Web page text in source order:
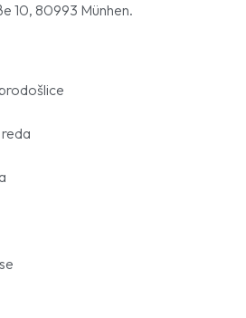
10, 80993 Münhen.